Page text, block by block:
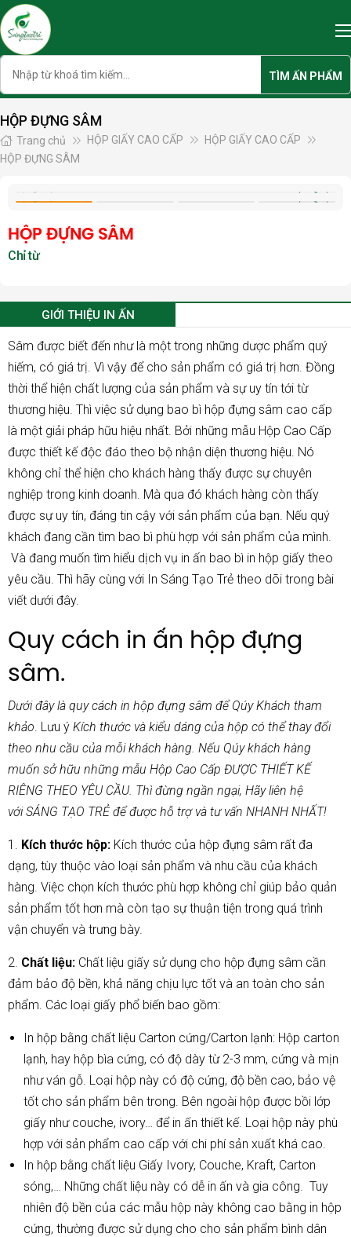
Skip
to
content
TÌM ẤN PHẨM
HỘP ĐỰNG SÂM
Trang chủ HỘP GIẤY CAO CẤP
HỘP GIẤY CAO CẤP
HỘP ĐỰNG SÂM
HỘP ĐỰNG SÂM
GIỚI THIỆU IN ẤN
Sâm được biết đến như là một trong những dược phẩm quý
hiếm, có giá trị. Vì vậy để cho sản phẩm có giá trị hơn. Đồng
thời thể hiện chất lượng của sản phẩm và sự uy tín tới từ
thương hiệu. Thì việc sử dụng bao bì hộp đựng sâm cao cấp
là một giải pháp hữu hiệu nhất. Bởi những mẫu Hộp Cao Cấp
được thiết kế độc đáo theo bộ nhận diện thương hiệu. Nó
không chỉ thể hiện cho khách hàng thấy được sự chuyên
nghiệp trong kinh doanh. Mà qua đó khách hàng còn thấy
được sự uy tín, đáng tin cậy với sản phẩm của bạn. Nếu quý
khách đang cần tìm bao bì phù hợp với sản phẩm của mình.
Và đang muốn tìm hiểu dịch vụ in ấn bao bì in hộp giấy theo
yêu cầu. Thì hãy cùng với In Sáng Tạo Trẻ theo dõi trong bài
viết dưới đây.
Quy cách in ấn hộp đựng
sâm.
Dưới đây là quy cách in hộp đựng sâm để Qúy Khách tham
khảo. Lưu ý Kích thước và kiểu dáng của hộp có thể thay đổi
theo nhu cầu của mỗi khách hàng. Nếu Qúy khách hàng
muốn sở hữu những mẫu Hộp Cao Cấp ĐƯỢC THIẾT KẾ
RIÊNG THEO YÊU CẦU. Thì đừng ngần ngại, Hãy liên hệ
với SÁNG TẠO TRẺ để được hỗ trợ và tư vấn NHANH NHẤT!
1. Kích thước hộp: Kích thước của hộp đựng sâm rất đa
dạng, tùy thuộc vào loại sản phẩm và nhu cầu của khách
hàng. Việc chọn kích thước phù hợp không chỉ giúp bảo quản
sản phẩm tốt hơn mà còn tạo sự thuận tiện trong quá trình
vận chuyển và trưng bày.
2. Chất liệu: Chất liệu giấy sử dụng cho hộp đựng sâm cần
đảm bảo độ bền, khả năng chịu lực tốt và an toàn cho sản
phẩm. Các loại giấy phổ biến bao gồm:
In hộp bằng chất liệu Carton cứng/Carton lạnh: Hộp carton
lạnh, hay hộp bìa cứng, có độ dày từ 2-3 mm, cứng và mịn
như ván gỗ. Loại hộp này có độ cứng, độ bền cao, bảo vệ
tốt cho sản phẩm bên trong. Bên ngoài hộp được bồi lớp
giấy như couche, ivory… để in ấn thiết kế. Loại hộp này phù
hợp với sản phẩm cao cấp với chi phí sản xuất khá cao.
In hộp bằng chất liệu Giấy Ivory, Couche, Kraft, Carton
sóng,… Những chất liệu này có dễ in ấn và gia công. Tuy
nhiên độ bền của các mẫu hộp này không cao bằng in hộp
cứng, thường được sử dụng cho cho sản phẩm bình dân